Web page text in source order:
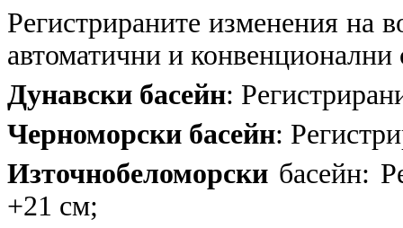
Регистрираните изменения на
автоматични и
Дунавски басейн:
Черноморски басейн:
Източнобеломорски басейн:
+21 см;